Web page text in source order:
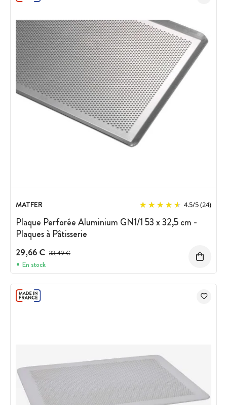
MATFER 4.5/5(24)
Plaque Perforée Aluminium GN1/1 53 x 32,5 cm -
Plaques à Pâtisserie
29,66 € Prix avant réduction :
33,49 €
En stock